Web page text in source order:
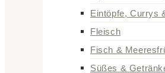
Eintöpfe, Currys
Fleisch
Fisch &
Süßes &